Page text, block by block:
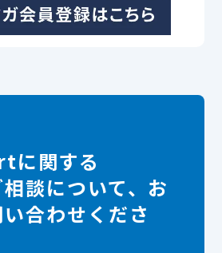
関する
談について、お
合わせくださ